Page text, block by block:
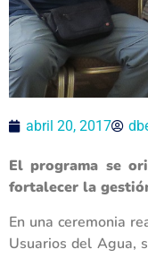
abril 20, 2017
El programa se
fortalecer la
En una ceremonia
Usuarios del Agua,